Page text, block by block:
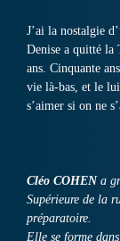
J’ai la nostalgie
Denise a quitté la
ans. Cinquante
vie là-bas, et le
s’aimer si on ne
Cléo COHENa
Supérieure de la
préparatoire.
Elle se forme